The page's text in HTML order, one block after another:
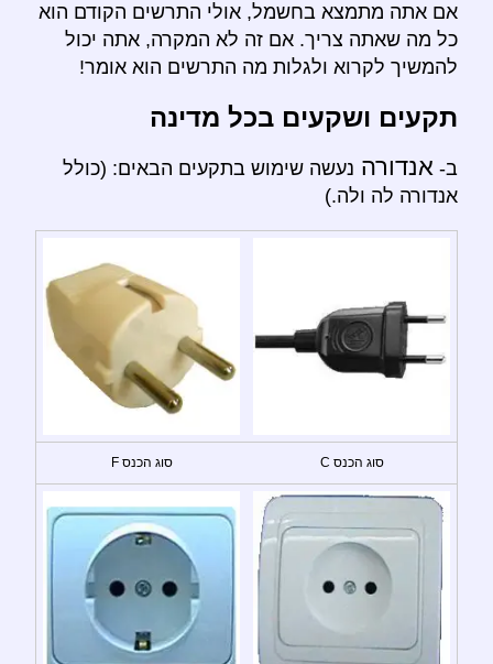
אם אתה מתמצא בחשמל, אולי התרשים הקודם הוא
כל מה שאתה צריך. אם זה לא המקרה, אתה יכול
להמשיך לקרוא ולגלות מה התרשים הוא אומר!
תקעים ושקעים בכל מדינה
ב- אנדורה נעשה שימוש בתקעים הבאים: (כולל
אנדורה לה ולה.)
סוג הכנס C סוג הכנס F